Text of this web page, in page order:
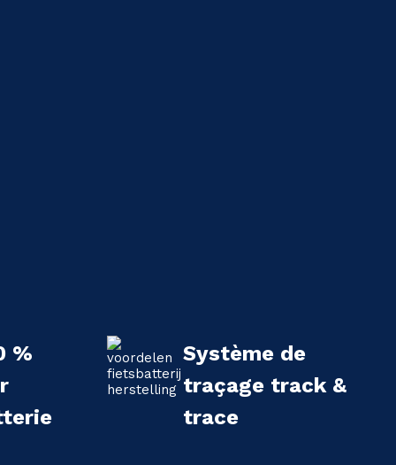
%
Système de
traçage track &
trace